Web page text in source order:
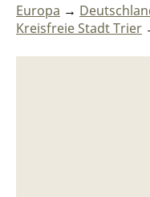
Europa →
Kreisfreie Stadt Trier